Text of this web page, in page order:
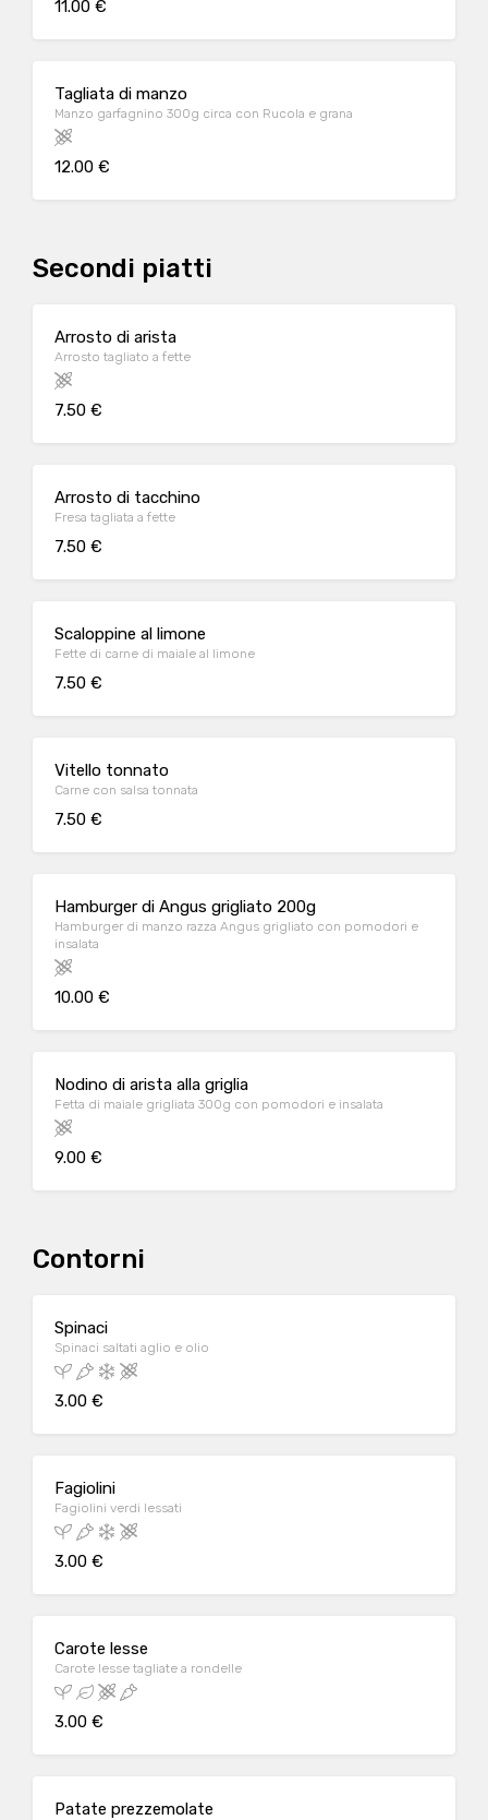
11.00 €
Tagliata di manzo
Manzo garfagnino 300g circa con Rucola e grana
12.00 €
Secondi piatti
Arrosto di arista
Arrosto tagliato a fette
7.50 €
Arrosto di tacchino
Fresa tagliata a fette
7.50 €
Scaloppine al limone
Fette di carne di maiale al limone
7.50 €
Vitello tonnato
Carne con salsa tonnata
7.50 €
Hamburger di Angus grigliato 200g
Hamburger di manzo razza Angus grigliato con pomodori e
insalata
10.00 €
Nodino di arista alla griglia
Fetta di maiale grigliata 300g con pomodori e insalata
9.00 €
Contorni
Spinaci
Spinaci saltati aglio e olio
3.00 €
Fagiolini
Fagiolini verdi lessati
3.00 €
Carote lesse
Carote lesse tagliate a rondelle
3.00 €
Patate prezzemolate